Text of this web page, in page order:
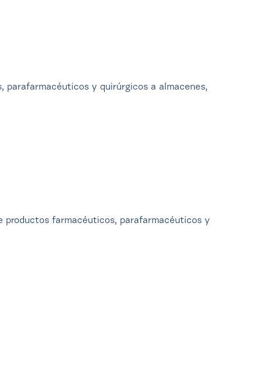
y quirúrgicos a almacenes,
productos farmacéuticos, parafarmacéuticos y